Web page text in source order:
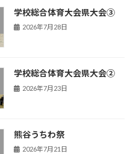
学校総合体育大会県大会③
2026年7月28日
学校総合体育大会県大会②
2026年7月23日
熊谷うちわ祭
2026年7月21日